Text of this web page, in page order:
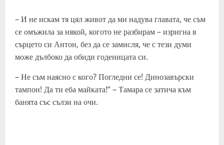
– И не искам тя цял живот да ми надува главата, че съм
се омъжила за някой, когото не разбирам – изригна в
сърцето си Антон, без да се замисля, че с тези думи
може дълбоко да обиди годеницата си.
– Не съм наясно с кого? Погледни се! Динозавърски
тампон! Да ти еба майката!“ – Тамара се затича към
банята със сълзи на очи.